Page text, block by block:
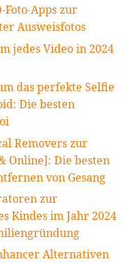
Foto-Apps zur
Ausweisfotos
jedes Video in 2024
das perfekte Selfie
Die besten
Removers zur
Online]: Die besten
von Gesang
zur
Kindes im Jahr 2024
Alternativen